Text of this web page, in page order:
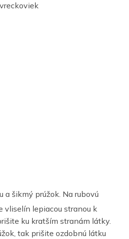
a šikmý prúžok. Na rubovú
vliselín lepiacou stranou k
ku kratším stranám látky.
tak prišite ozdobnú látku